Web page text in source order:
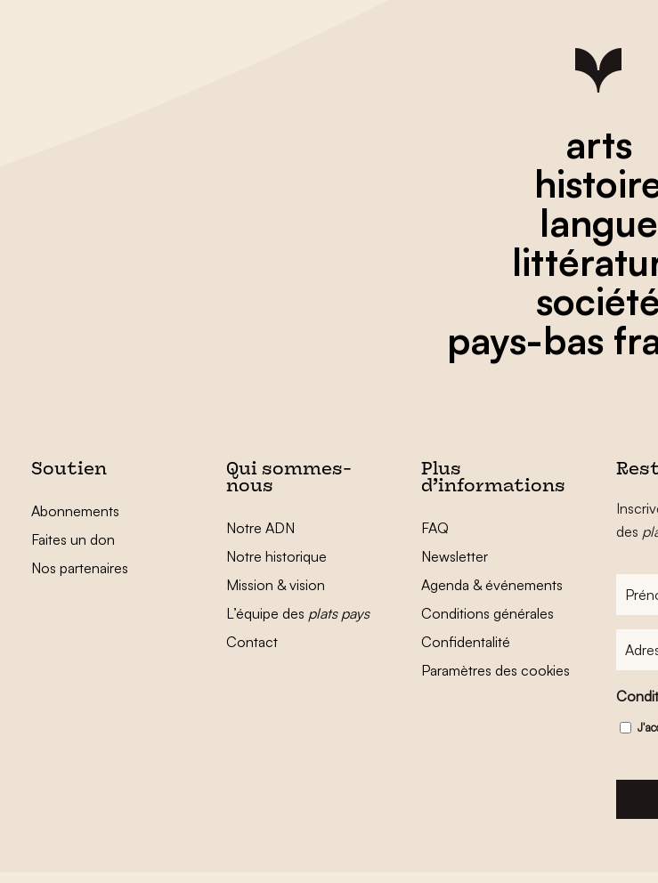
arts
langue
pays-bas
Soutien
Abonnements
Faites un don
Nos partenaires
Qui sommes-
nous
Notre ADN
Notre historique
Mission & vision
L’équipe des plats pays
Contact
Plus
d’informations
FAQ
Newsletter
Agenda & événements
Conditions générales
Confidentalité
Paramètres des cookies
des
Prénom
Adresse
mail